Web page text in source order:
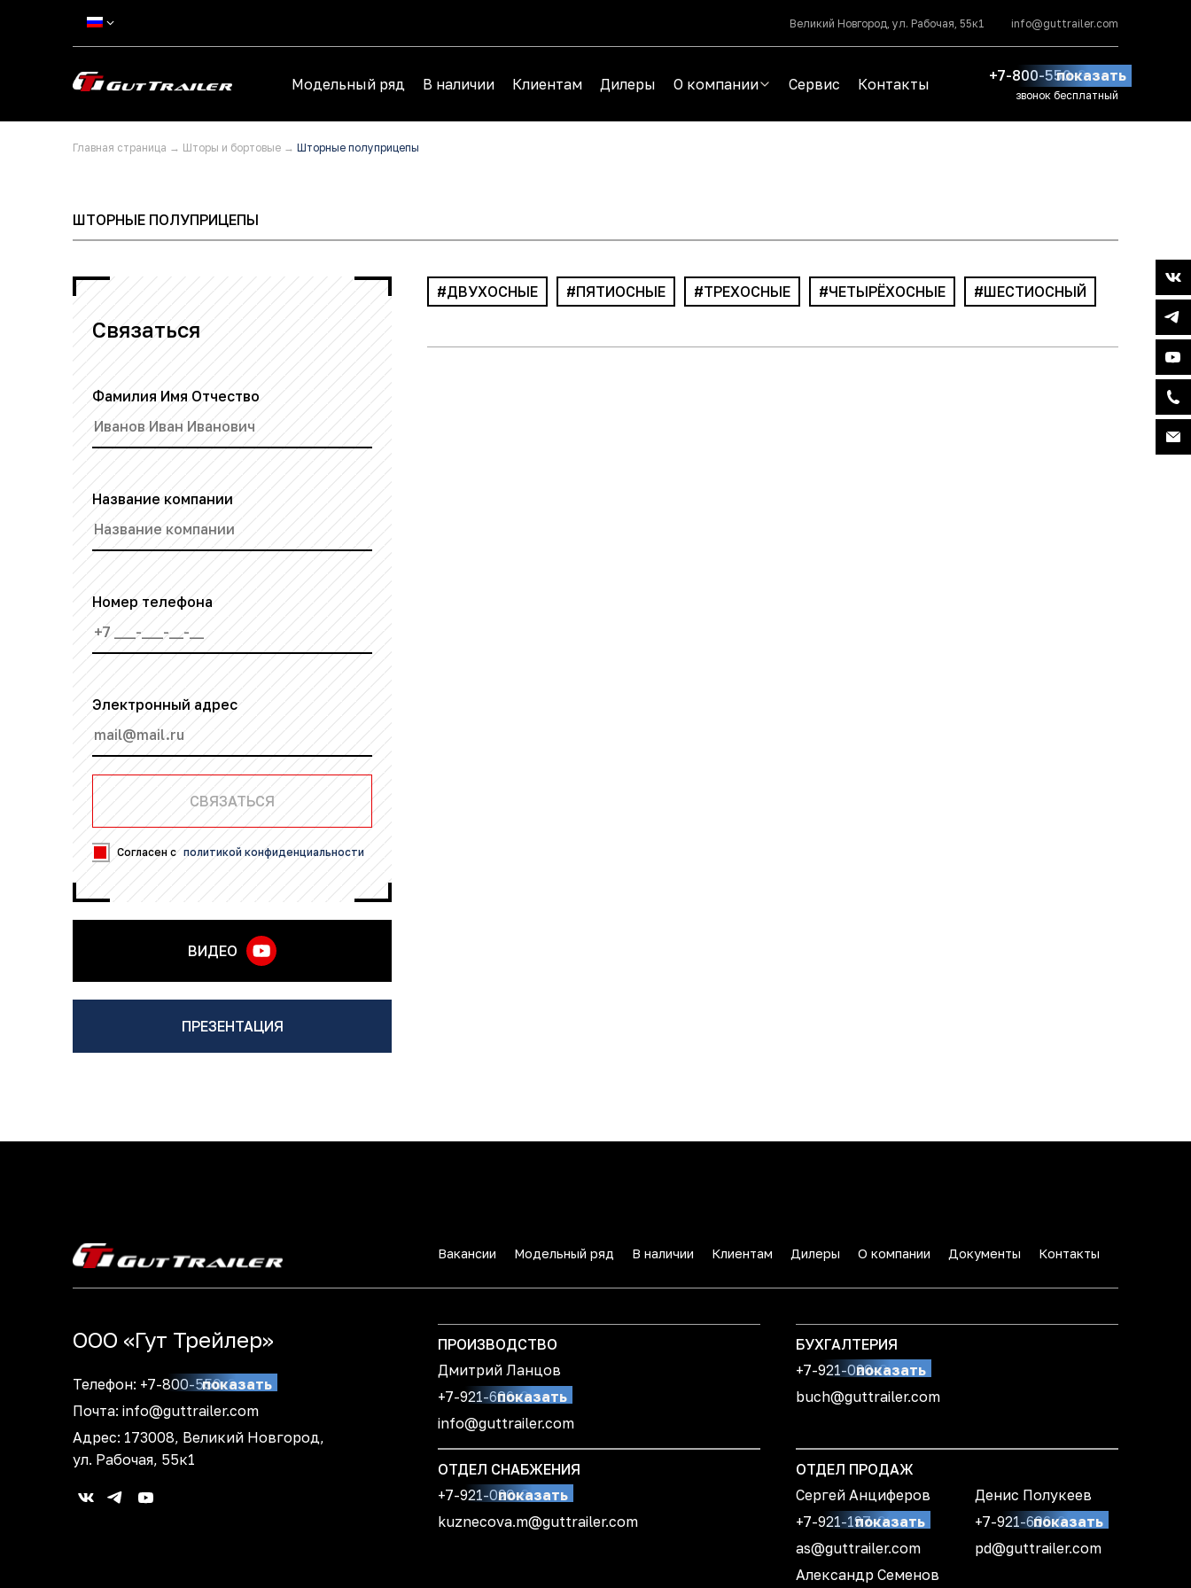
Великий Новгород, ул. Рабочая, 55к1 info@guttrailer.com
Модельный ряд В наличии Клиентам Дилеры О компании Сервис Контакты +7-800-550-39-91
показать
звонок бесплатный
Главная страница → Шторы и бортовые → Шторные полуприцепы
ШТОРНЫЕ ПОЛУПРИЦЕПЫ
Связаться
Фамилия Имя Отчество
Название компании
Номер телефона
Электронный адрес
Согласен с политикой конфиденциальности
ВИДЕО
ПРЕЗЕНТАЦИЯ
ДВУХОСНЫЕ ПЯТИОСНЫЕ ТРЕХОСНЫЕ ЧЕТЫРЁХОСНЫЕ ШЕСТИОСНЫЙ
Вакансии Модельный ряд В наличии Клиентам Дилеры О компании Документы Контакты
ООО «Гут Трейлер»
Телефон: +7-800-550-39-91
показать
Почта: info@guttrailer.com
Адрес: 173008, Великий Новгород,
ул. Рабочая, 55к1
ПРОИЗВОДСТВО
Дмитрий Ланцов
+7-921-606-08-99
показать
info@guttrailer.com
БУХГАЛТЕРИЯ
+7-921-020-03-09
показать
buch@guttrailer.com
ОТДЕЛ СНАБЖЕНИЯ
+7-921-020-89-30
показать
kuznecova.m@guttrailer.com
ОТДЕЛ ПРОДАЖ
Сергей Анциферов
+7-921-197-03-24
показать
as@guttrailer.com
Денис Полукеев
+7-921-606-07-61
показать
pd@guttrailer.com
Александр Семенов